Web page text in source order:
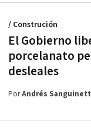
El Gobierno
porcelanato
desleales
/ Construción
PorAndrés